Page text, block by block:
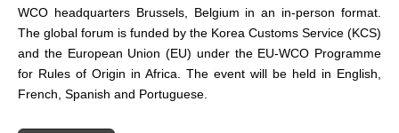
WCO headquarters Brussels, Belgium in an in-person format.
The global forum is funded by the Korea Customs Service (KCS)
and the European Union (EU) under the EU-WCO Programme
for Rules of Origin in Africa. The event will be held in English,
French, Spanish and Portuguese.